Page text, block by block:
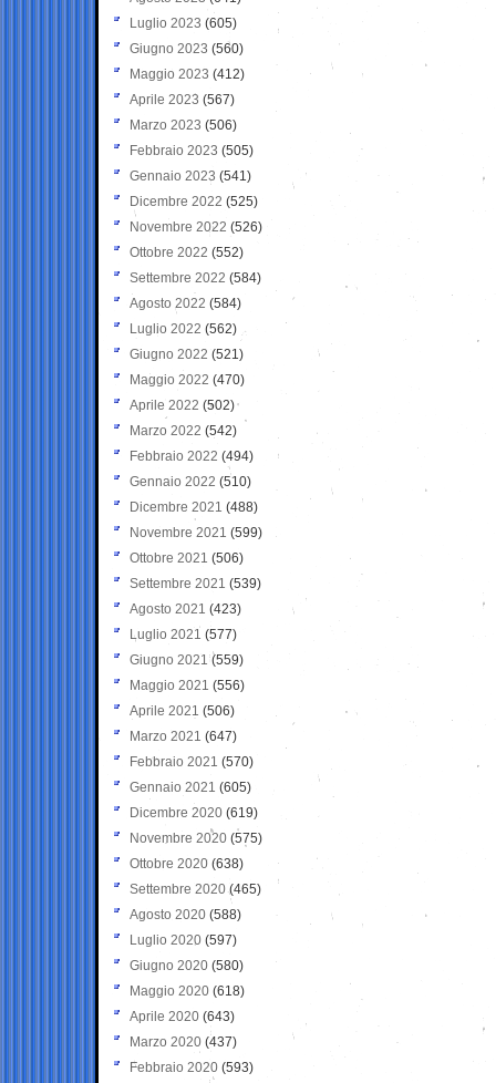
Luglio 2023 (605)
Giugno 2023 (560)
Maggio 2023 (412)
Aprile 2023 (567)
Marzo 2023 (506)
Febbraio 2023 (505)
Gennaio 2023 (541)
Dicembre 2022 (525)
Novembre 2022 (526)
Ottobre 2022 (552)
Settembre 2022 (584)
Agosto 2022 (584)
Luglio 2022 (562)
Giugno 2022 (521)
Maggio 2022 (470)
Aprile 2022 (502)
Marzo 2022 (542)
Febbraio 2022 (494)
Gennaio 2022 (510)
Dicembre 2021 (488)
Novembre 2021 (599)
Ottobre 2021 (506)
Settembre 2021 (539)
Agosto 2021 (423)
Luglio 2021 (577)
Giugno 2021(559)
Maggio 2021 (556)
Aprile 2021 (506)
Marzo 2021 (647)
Febbraio 2021 (570)
Gennaio 2021 (605)
Dicembre 2020 (619)
Novembre 2020 (575)
Ottobre 2020 (638)
Settembre 2020(465)
Agosto 2020 (588)
Luglio 2020 (597)
Giugno 2020 (580)
Maggio 2020 (618)
Aprile 2020 (643)
Marzo 2020 (437)
Febbraio 2020 (593)